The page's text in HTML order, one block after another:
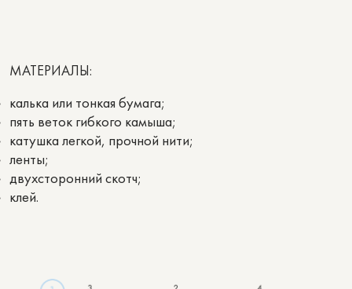
МАТЕРИАЛЫ:
калька или тонкая бумага;
пять веток гибкого камыша;
катушка легкой, прочной нити;
ленты;
двухсторонний скотч;
клей.